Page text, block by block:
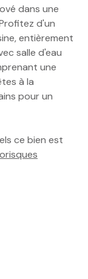
dans une
d'un
entièrement
salle d'eau
une
à la
pour un
ce bien est